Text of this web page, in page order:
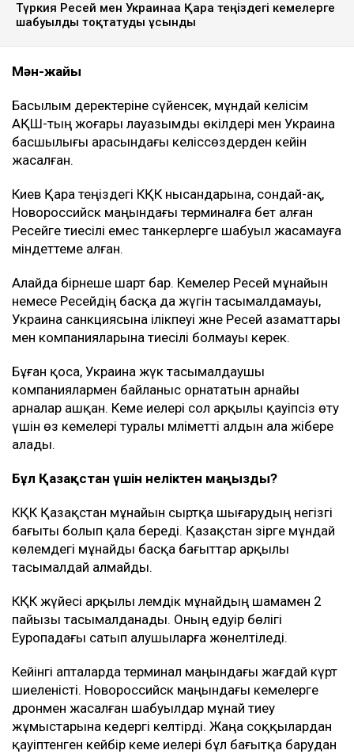
Түркия Ресей мен Украинаға Қара теңіздегі кемелерге
шабуылды тоқтатуды ұсынды
Мән-жайы
Басылым деректеріне сүйенсек, мұндай келісім
АҚШ-тың жоғары лауазымды өкілдері мен Украина
басшылығы арасындағы келіссөздерден кейін
жасалған.
Киев Қара теңіздегі КҚК нысандарына, сондай-ақ,
Новороссийск маңындағы терминалға бет алған
Ресейге тиесілі емес танкерлерге шабуыл жасамауға
міндеттеме алған.
Алайда бірнеше шарт бар. Кемелер Ресей мұнайын
немесе Ресейдің басқа да жүгін тасымалдамауы,
Украина санкциясына ілікпеуі және Ресей азаматтары
мен компанияларына тиесілі болмауы керек.
Бұған қоса, Украина жүк тасымалдаушы
компаниялармен байланыс орнататын арнайы
арналар ашқан. Кеме иелері сол арқылы қауіпсіз өту
үшін өз кемелері туралы мәліметті алдын ала жібере
алады.
Бұл Қазақстан үшін неліктен маңызды?
КҚК Қазақстан мұнайын сыртқа шығарудың негізгі
бағыты болып қала береді. Қазақстан әзірге мұндай
көлемдегі мұнайды басқа бағыттар арқылы
тасымалдай алмайды.
КҚК жүйесі арқылы әлемдік мұнайдың шамамен 2
пайызы тасымалданады. Оның едәуір бөлігі
Еуропадағы сатып алушыларға жөнелтіледі.
Кейінгі апталарда терминал маңындағы жағдай күрт
шиеленісті. Новороссийск маңындағы кемелерге
дронмен жасалған шабуылдар мұнай тиеу
жұмыстарына кедергі келтірді. Жаңа соққылардан
қауіптенген кейбір кеме иелері бұл бағытқа барудан